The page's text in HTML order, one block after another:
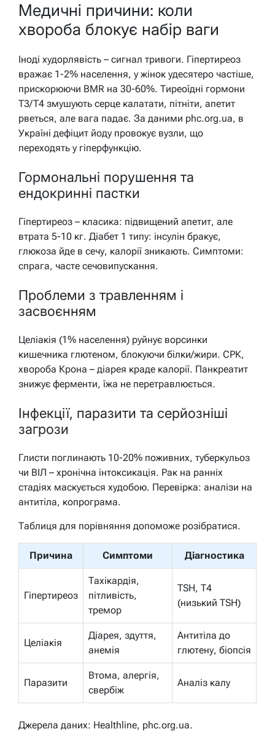
Медичні причини: коли
хвороба блокує набір ваги
Іноді худорлявість – сигнал тривоги. Гіпертиреоз
вражає 1-2% населення, у жінок удесятеро частіше,
прискорюючи BMR на 30-60%. Тиреоїдні гормони
T3/T4 змушують серце калатати, пітніти, апетит
рветься, але вага падає. За даними phc.org.ua, в
Україні дефіцит йоду провокує вузли, що
переходять у гіперфункцію.
Гормональні порушення та
ендокринні пастки
Гіпертиреоз – класика: підвищений апетит, але
втрата 5-10 кг. Діабет 1 типу: інсулін бракує,
глюкоза йде в сечу, калорії зникають. Симптоми:
спрага, часте сечовипускання.
Проблеми з травленням і
засвоєнням
Целіакія (1% населення) руйнує ворсинки
кишечника глютеном, блокуючи білки/жири. СРК,
хвороба Крона – діарея краде калорії. Панкреатит
знижує ферменти, їжа не перетравлюється.
Інфекції, паразити та серйозніші
загрози
Глисти поглинають 10-20% поживних, туберкульоз
чи ВІЛ – хронічна інтоксикація. Рак на ранніх
стадіях маскується худобою. Перевірка: аналізи на
антитіла, копрограма.
Таблиця для порівняння допоможе розібратися.
Причина Симптоми Діагностика
Гіпертиреоз
Тахікардія,
пітливість,
тремор
TSH, T4
(низький TSH)
Целіакія
Діарея, здуття,
анемія
Антитіла до
глютену, біопсія
Паразити
Втома, алергія,
свербіж
Аналіз калу
Джерела даних: Healthline, phc.org.ua.